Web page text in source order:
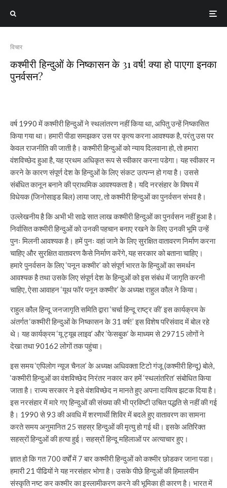
विचार
कश्मीरी हिन्दुओं के निष्कासन के 31 वर्ष! क्या हो पाएगा इनका
पुनर्वसन?
वर्ष 1990 में कश्मीरी हिन्दुओं ने स्थलांतरण नहीं किया था, अपितु उन्हें निष्कासित
किया गया था। हमारी पीडा समझकर उस पर कृत्य करना आवश्यक है, परंतु उस पर
केवल राजनीति की जाती है। कश्मीरी हिन्दुओं को न्याय दिलवाना हो, तो हमारा
वंशविच्छेद हुआ है, यह प्रथम अधिकृत रूप से स्वीकार करना पडेगा। यह स्वीकार न
करने के कारण संपूर्ण देश के हिन्दुओं के लिए संकट उत्पन्न हो गया है। उससे
संबंधित कानून बनाने की प्राथमिक आवश्यकता है। यदि नरसंहार के विषय में
विधेयक (जिनोसाइड बिल) लाया जाए, तो कश्मीरी हिन्दुओं का पुनर्वसन संभव है।
उल्लेखनीय है कि अभी भी साढे सात लाख कश्मीरी हिन्दुओं का पुनर्वसन नहीं हुआ है।
निर्वासित कश्मीरी हिन्दुओं को उनकी पहचान बनाए रखने के लिए उनकी भूमि उन्हें
पुनः मिलनी आवश्यक है। हमें पुनः वहां जाने के लिए सुरक्षित वातावरण निर्माण करना
चाहिए और सुरक्षित वातावरण कैसे निर्माण करेंगे, यह सरकार को बताना चाहिए।
हमारे पुनर्वसन के लिए ‘पनून कश्मीर’ को संपूर्ण भारत के हिन्दुओं का समर्थन
आवश्यक है तथा उसके लिए संपूर्ण देश के हिन्दुओं को इस संबंध में जागृति करनी
चाहिए, ऐसा आवाहन ‘यूथ फॉर पनून कश्मीर’ के अध्यक्ष राहुल कौल ने किया।
राहुल कौल हिन्दू जनजागृति समिति द्वारा ‘चर्चा हिन्दू राष्ट्र की’ इस कार्यक्रम के
अंतर्गत ‘कश्मीरी हिन्दुओं के निष्कासन के 31 वर्ष!’ इस विशेष परिसंवाद में बोल रहे
थे। यह कार्यक्रम ‘यू ट्यूब लाइव’ और ‘फेसबुक’ के माध्यम से 29715 लोगों ने
देखा तथा 90162 लोगों तक पहुंचा।
इस समय ‘एपिलोग न्यूज चैनल’ के अध्यक्ष अधिवक्ता टिटो गंजू (कश्मीरी हिन्दू) बोले,
‘कश्मीरी हिन्दुओं का वंशविच्छेद निरंतर नकार कर हमें ‘स्थलांतरित’ संबोधित किया
जाता है। राज्य सरकार ने इसे वंशविच्छेद न मानते हुए अपना दायित्व झटक दिया है।
इस नरसंहार में मारे गए हिन्दुओं की संख्या की भी प्रविष्टी उचित पद्धति से नहीं की गई
है। 1990 से 93 की अवधि में शरणार्थी शिविर में बदले हुए वातावरण का सामना
करते समय अनुमानित 25 सहस्र हिन्दुओं की मृत्यु हो गई थी। इसके अतिरिक्त
सहस्रों हिन्दुओं की हत्या हुई। सहस्रों हिन्दू महिलाओं पर अत्याचार हुए।
ज्ञात हो कि गत 700 वर्षों में 7 बार कश्मीरी हिन्दुओं को कश्मीर छोडकर जाना पडा।
हमारी 21 पीढियों ने यह नरसंहार भोगा है। उसके पीछे हिन्दुओं की हिमालयीन
संस्कृति नष्ट कर कश्मीर का इस्लामीकरण करने की भूमिका ही कारण है। भारत में